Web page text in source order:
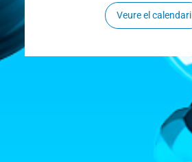
Veure el calendari